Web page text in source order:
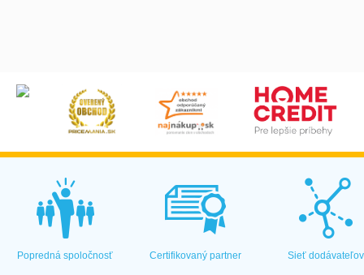
Popredná spoločnosť Certifikovaný partner Sieť dodávateľov